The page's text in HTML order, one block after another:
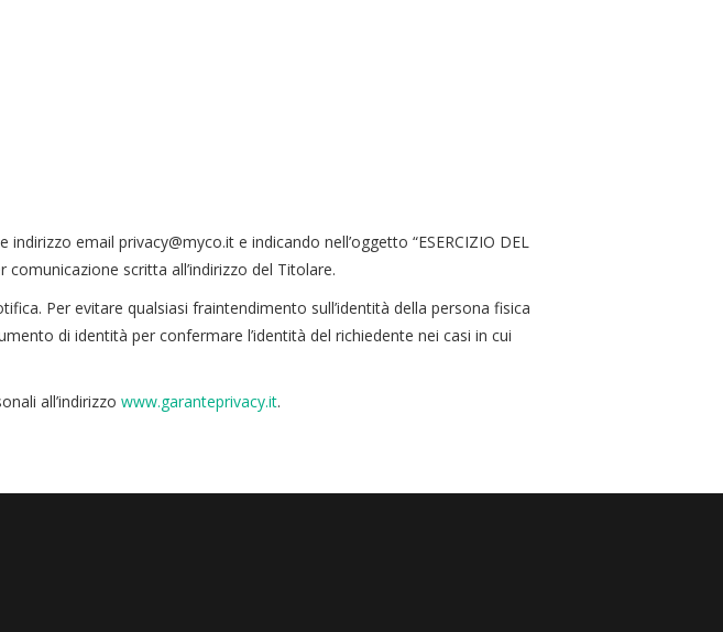
email privacy@myco.it e indicando nell’oggetto “ESERCIZIO DEL
comunicazione scritta all’indirizzo del Titolare.
Per evitare qualsiasi fraintendimento sull’identità della persona fisica
di identità per confermare l’identità del richiedente nei casi in cui
all’indirizzo www.garanteprivacy.it.